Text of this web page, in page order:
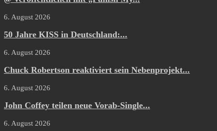
6. August 2026
50 Jahre KISS in Deutschland:...
6. August 2026
Chuck Robertson reaktiviert sein Nebenprojekt...
6. August 2026
John Coffey teilen neue Vorab-Single...
6. August 2026